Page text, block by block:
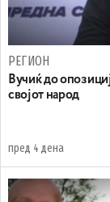
РЕГИОН
Вучиќ до
својот народ
пред 4 дена